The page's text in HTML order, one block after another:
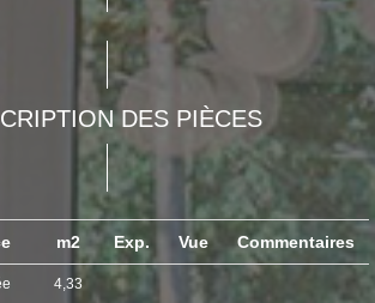
DES PIÈCES
m2 Exp. Vue Commentaires
4,33